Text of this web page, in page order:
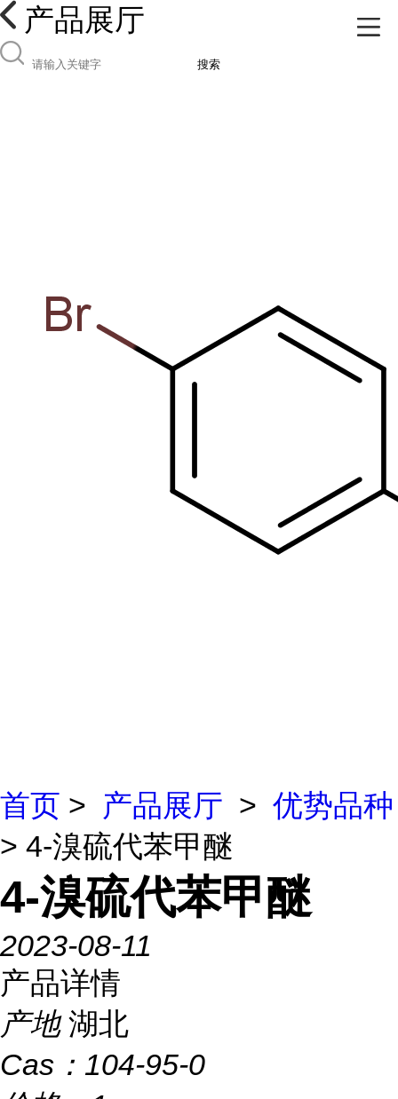
产品展厅
搜索
首页 > 产品展厅 > 优势品种
> 4-溴硫代苯甲醚
4-溴硫代苯甲醚
2023-08-11
产品详情
产地 湖北
Cas： 104-95-0